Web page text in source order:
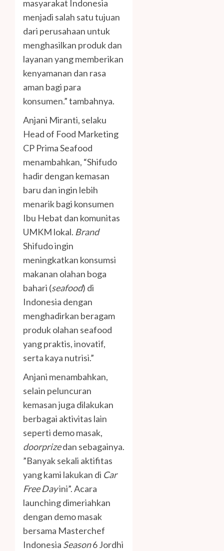
masyarakat Indonesia
menjadi salah satu tujuan
dari perusahaan untuk
menghasilkan produk dan
layanan yang memberikan
kenyamanan dan rasa
aman bagi para
konsumen.” tambahnya.
Anjani Miranti, selaku
Head of Food Marketing
CP Prima Seafood
menambahkan, “Shifudo
hadir dengan kemasan
baru dan ingin lebih
menarik bagi konsumen
Ibu Hebat dan komunitas
UMKM lokal. Brand
Shifudo ingin
meningkatkan konsumsi
makanan olahan boga
bahari (seafood) di
Indonesia dengan
menghadirkan beragam
produk olahan seafood
yang praktis, inovatif,
serta kaya nutrisi.”
Anjani menambahkan,
selain peluncuran
kemasan juga dilakukan
berbagai aktivitas lain
seperti demo masak,
doorprizedan sebagainya.
”Banyak sekali aktifitas
yang kami lakukan di Car
Free Dayini”. Acara
launching dimeriahkan
dengan demo masak
bersama Masterchef
Indonesia Season6 Jordhi